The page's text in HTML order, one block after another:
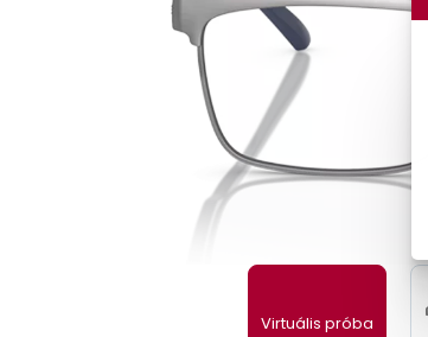
Gyermek
Virtuális próba